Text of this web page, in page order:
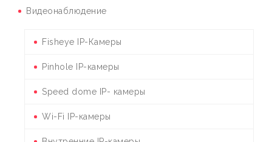
Видеонаблюдение
Fisheye IP-Камеры
Pinhole IP-камеры
Speed dome IP- камеры
Wi-Fi IP-камеры